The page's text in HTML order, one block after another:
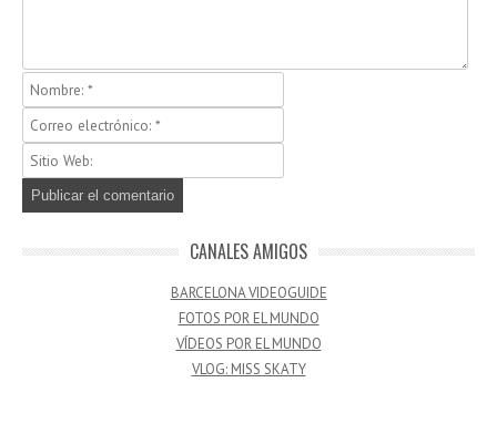
CANALES AMIGOS
BARCELONA VIDEOGUIDE
FOTOS POR EL MUNDO
VÍDEOS POR EL MUNDO
VLOG: MISS SKATY